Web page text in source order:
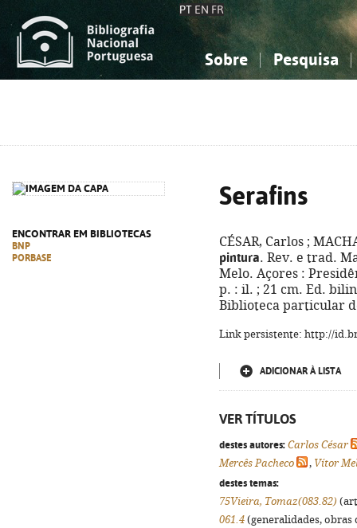
PT EN FR
Sobre Pesquisa
ENCONTRAR EM BIBLIOTECAS
BNP
PORBASE
Serafins
CÉSAR, Carlos ;
pintura. Rev. e trad.
Melo. Açores :
p. : il. ; 21 cm. Ed.
Biblioteca particular
Link persistente: http://
ADICIONAR À LISTA
VER TÍTULOS
destes autores: Carlos César
Mercês Pacheco
, Vítor
destes temas:
75Vieira, Tomaz(083.82)
061.4 (generalidades,